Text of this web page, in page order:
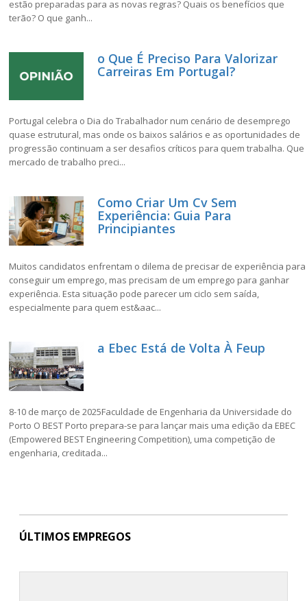
estão preparadas para as novas regras? Quais os benefícios que
terão? O que ganh...
o Que É Preciso Para Valorizar
Carreiras Em Portugal?
Portugal celebra o Dia do Trabalhador num cenário de desemprego
quase estrutural, mas onde os baixos salários e as oportunidades de
progressão continuam a ser desafios críticos para quem trabalha. Que
mercado de trabalho preci...
Como Criar Um Cv Sem
Experiência: Guia Para
Principiantes
Muitos candidatos enfrentam o dilema de precisar de experiência para
conseguir um emprego, mas precisam de um emprego para ganhar
experiência. Esta situação pode parecer um ciclo sem saída,
especialmente para quem est&aac...
a Ebec Está de Volta À Feup
8-10 de março de 2025Faculdade de Engenharia da Universidade do
Porto O BEST Porto prepara-se para lançar mais uma edição da EBEC
(Empowered BEST Engineering Competition), uma competição de
engenharia, creditada...
ÚLTIMOS EMPREGOS